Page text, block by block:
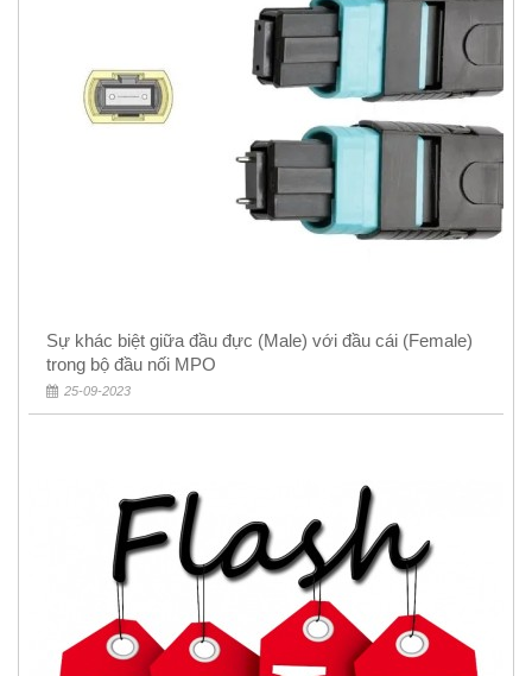
Sự khác biệt giữa đầu đực (Male) với đầu cái (Female)
trong bộ đầu nối MPO
25-09-2023